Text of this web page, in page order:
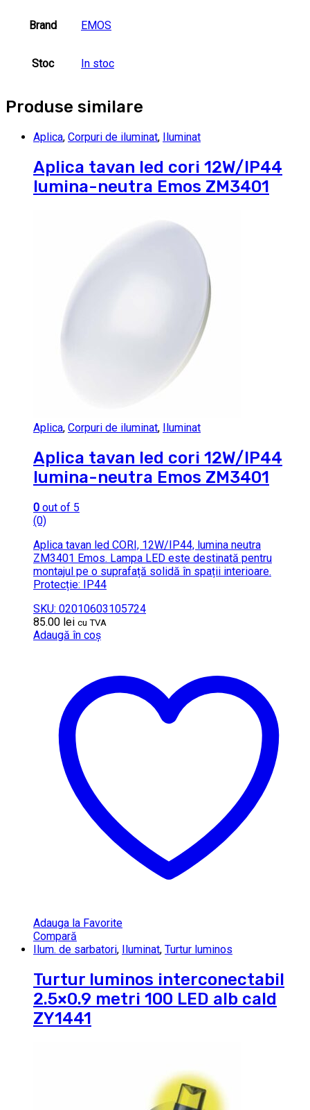
Brand EMOS
Stoc In stoc
Produse similare
Aplica, Corpuri de iluminat, Iluminat
Aplica tavan led cori 12W/IP44
lumina-neutra Emos ZM3401
Aplica, Corpuri de iluminat, Iluminat
Aplica tavan led cori 12W/IP44
lumina-neutra Emos ZM3401
0 out of 5
(0)
Aplica tavan led CORI, 12W/IP44, lumina neutra
ZM3401 Emos. Lampa LED este destinată pentru
montajul pe o suprafață solidă în spații interioare.
Protecție: IP44
SKU: 02010603105724
85.00 lei cu TVA
Adaugă în coș
Adauga la Favorite
Compară
Ilum. de sarbatori, Iluminat, Turtur luminos
Turtur luminos interconectabil
2.5×0.9 metri 100 LED alb cald
ZY1441